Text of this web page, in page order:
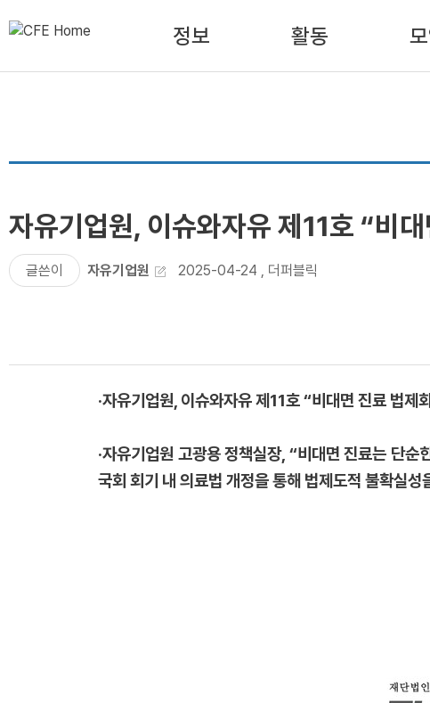
정보 활동
자유기업원, 이슈와자유 제11호 “비
글쓴이 자유기업원 2025-04-24 , 더퍼블릭
·자유기업원, 이슈와자유 제11호 “비대면 진료 법
·자유기업원 고광용 정책실장, “비대면 진료는 단
국회 회기 내 의료법 개정을 통해 법제도적 불확실성